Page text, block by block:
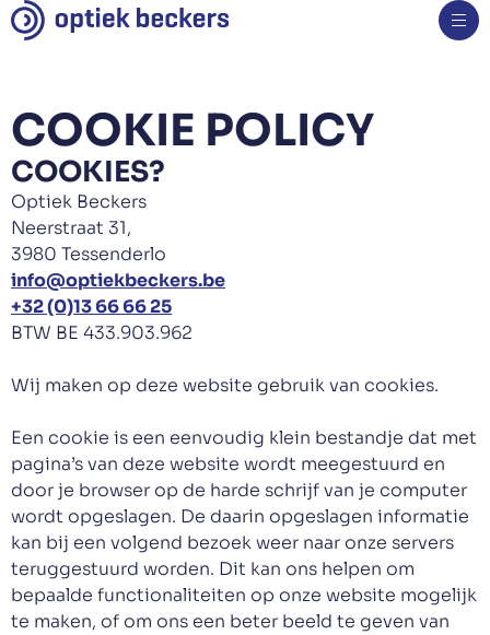
Monturen
Zonnebrillen
Sportbrillen
Kinderbrillen
Veiligheidsbrillen
Specialiteiten
Glazen
Contactlenzen
Hoorapparaten
Over ons
Contact
Afspraak maken
COOKIE POLICY
COOKIES?
Optiek Beckers
Neerstraat 31,
3980 Tessenderlo
info@optiekbeckers.be
+32 (0)13 66 66 25
BTW BE 433.903.962
Wij maken op deze website gebruik van cookies.
Een cookie is een eenvoudig klein bestandje dat met
pagina’s van deze website wordt meegestuurd en
door je browser op de harde schrijf van je computer
wordt opgeslagen. De daarin opgeslagen informatie
kan bij een volgend bezoek weer naar onze servers
teruggestuurd worden. Dit kan ons helpen om
bepaalde functionaliteiten op onze website mogelijk
te maken, of om ons een beter beeld te geven van